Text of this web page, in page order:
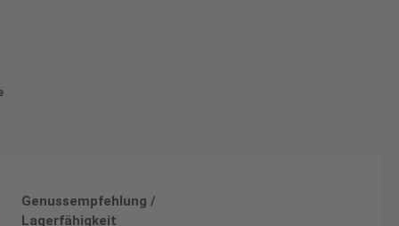
Genussempfehlung /
Lagerfähigkeit